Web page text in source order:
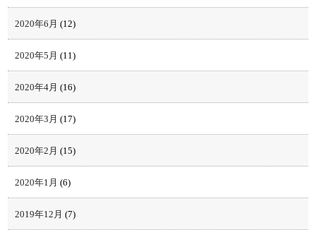
2020年6月 (12)
2020年5月 (11)
2020年4月 (16)
2020年3月 (17)
2020年2月 (15)
2020年1月 (6)
2019年12月 (7)